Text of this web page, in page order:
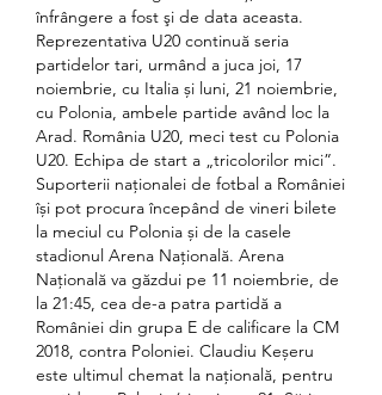
înfrângere a fost şi de data aceasta.
Reprezentativa U20 continuă seria
partidelor tari, urmând a juca joi, 17
noiembrie, cu Italia și luni, 21 noiembrie,
cu Polonia, ambele partide având loc la
Arad. România U20, meci test cu Polonia
U20. Echipa de start a „tricolorilor mici”.
Suporterii naționalei de fotbal a României
își pot procura începând de vineri bilete
la meciul cu Polonia și de la casele
stadionul Arena Națională. Arena
Națională va găzdui pe 11 noiembrie, de
la 21:45, cea de-a patra partidă a
României din grupa E de calificare la CM
2018, contra Poloniei. Claudiu Keșeru
este ultimul chemat la națională, pentru